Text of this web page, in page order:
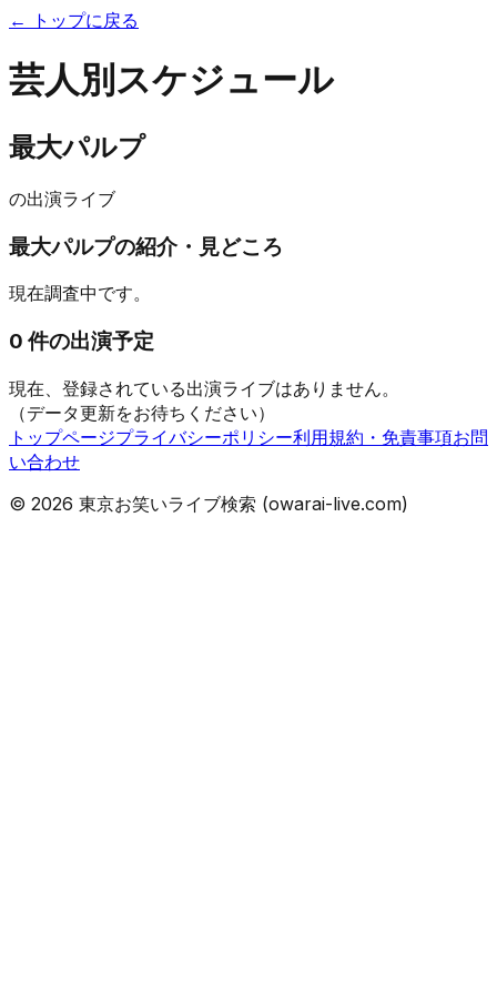
← トップに戻る
芸人別スケジュール
最大パルプ
の出演ライブ
最大パルプの紹介・見どころ
現在調査中です。
0 件の出演予定
現在、登録されている出演ライブはありません。
（データ更新をお待ちください）
トップページプライバシーポリシー利用規約・免責事項お問
い合わせ
© 2026 東京お笑いライブ検索 (owarai-live.com)